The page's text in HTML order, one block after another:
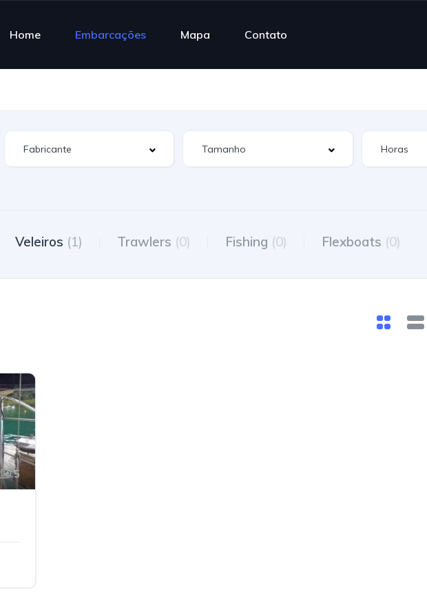
Home Embarcações Mapa Contato
Veleiros (1) Trawlers (0) Fishing (0) Flexboats (0)
5